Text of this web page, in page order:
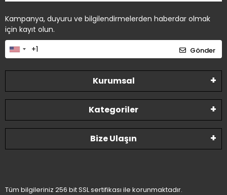
Kampanya, duyuru ve bilgilendirmelerden haberdar olmak
için kayıt olun.
Gönder
Kurumsal
Kategoriler
Bize Ulaşın
Tüm bilgileriniz 256 bit SSL sertifikası ile korunmaktadır.